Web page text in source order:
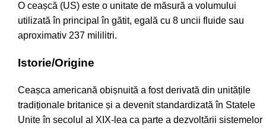
O ceașcă (US) este o unitate de măsură a volumului
utilizată în principal în gătit, egală cu 8 uncii fluide sau
aproximativ 237 mililitri.
Istorie/Origine
Ceașca americană obișnuită a fost derivată din unitățile
tradiționale britanice și a devenit standardizată în Statele
Unite în secolul al XIX-lea ca parte a dezvoltării sistemelor